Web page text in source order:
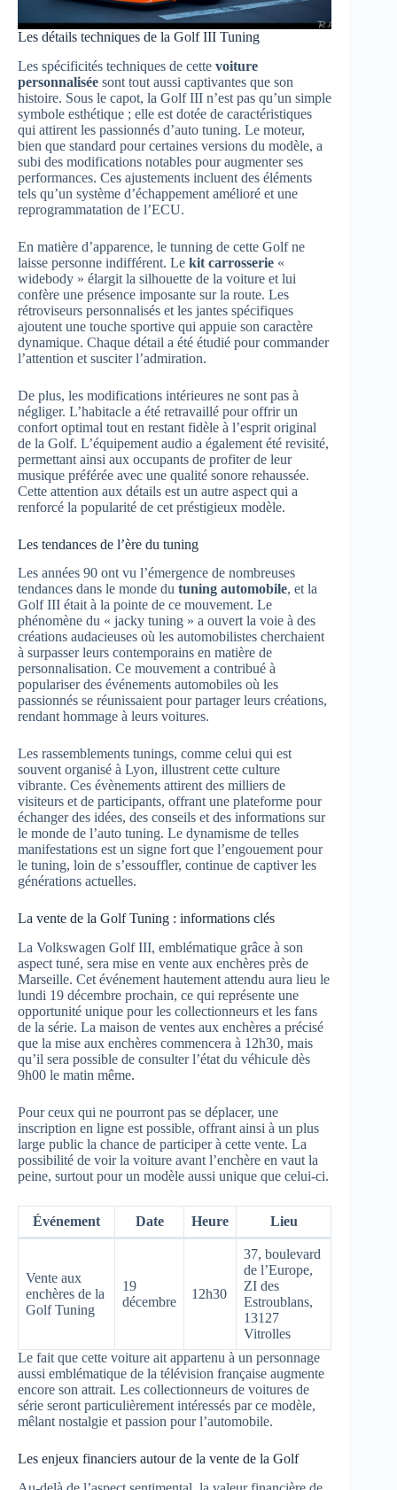
Les détails techniques de la Golf III Tuning
Les spécificités techniques de cette voiture
personnalisée sont tout aussi captivantes que son
histoire. Sous le capot, la Golf III n’est pas qu’un simple
symbole esthétique ; elle est dotée de caractéristiques
qui attirent les passionnés d’auto tuning. Le moteur,
bien que standard pour certaines versions du modèle, a
subi des modifications notables pour augmenter ses
performances. Ces ajustements incluent des éléments
tels qu’un système d’échappement amélioré et une
reprogrammatation de l’ECU.
En matière d’apparence, le tunning de cette Golf ne
laisse personne indifférent. Le kit carrosserie «
widebody » élargit la silhouette de la voiture et lui
confère une présence imposante sur la route. Les
rétroviseurs personnalisés et les jantes spécifiques
ajoutent une touche sportive qui appuie son caractère
dynamique. Chaque détail a été étudié pour commander
l’attention et susciter l’admiration.
De plus, les modifications intérieures ne sont pas à
négliger. L’habitacle a été retravaillé pour offrir un
confort optimal tout en restant fidèle à l’esprit original
de la Golf. L’équipement audio a également été revisité,
permettant ainsi aux occupants de profiter de leur
musique préférée avec une qualité sonore rehaussée.
Cette attention aux détails est un autre aspect qui a
renforcé la popularité de cet préstigieux modèle.
Les tendances de l’ère du tuning
Les années 90 ont vu l’émergence de nombreuses
tendances dans le monde du tuning automobile, et la
Golf III était à la pointe de ce mouvement. Le
phénomène du « jacky tuning » a ouvert la voie à des
créations audacieuses où les automobilistes cherchaient
à surpasser leurs contemporains en matière de
personnalisation. Ce mouvement a contribué à
populariser des événements automobiles où les
passionnés se réunissaient pour partager leurs créations,
rendant hommage à leurs voitures.
Les rassemblements tunings, comme celui qui est
souvent organisé à Lyon, illustrent cette culture
vibrante. Ces évènements attirent des milliers de
visiteurs et de participants, offrant une plateforme pour
échanger des idées, des conseils et des informations sur
le monde de l’auto tuning. Le dynamisme de telles
manifestations est un signe fort que l’engouement pour
le tuning, loin de s’essouffler, continue de captiver les
générations actuelles.
La vente de la Golf Tuning : informations clés
La Volkswagen Golf III, emblématique grâce à son
aspect tuné, sera mise en vente aux enchères près de
Marseille. Cet événement hautement attendu aura lieu le
lundi 19 décembre prochain, ce qui représente une
opportunité unique pour les collectionneurs et les fans
de la série. La maison de ventes aux enchères a précisé
que la mise aux enchères commencera à 12h30, mais
qu’il sera possible de consulter l’état du véhicule dès
9h00 le matin même.
Pour ceux qui ne pourront pas se déplacer, une
inscription en ligne est possible, offrant ainsi à un plus
large public la chance de participer à cette vente. La
possibilité de voir la voiture avant l’enchère en vaut la
peine, surtout pour un modèle aussi unique que celui-ci.
Événement Date Heure Lieu
Vente aux
enchères de la
Golf Tuning
19
décembre
12h30
37, boulevard
de l’Europe,
ZI des
Estroublans,
13127
Vitrolles
Le fait que cette voiture ait appartenu à un personnage
aussi emblématique de la télévision française augmente
encore son attrait. Les collectionneurs de voitures de
série seront particulièrement intéressés par ce modèle,
mêlant nostalgie et passion pour l’automobile.
Les enjeux financiers autour de la vente de la Golf